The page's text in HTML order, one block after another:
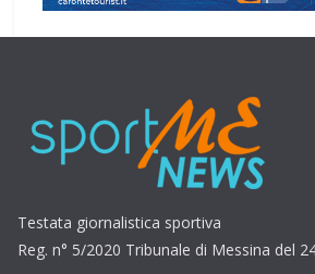
Testata giornalistica sportiva
Reg. n° 5/2020 Tribunale di Messina del